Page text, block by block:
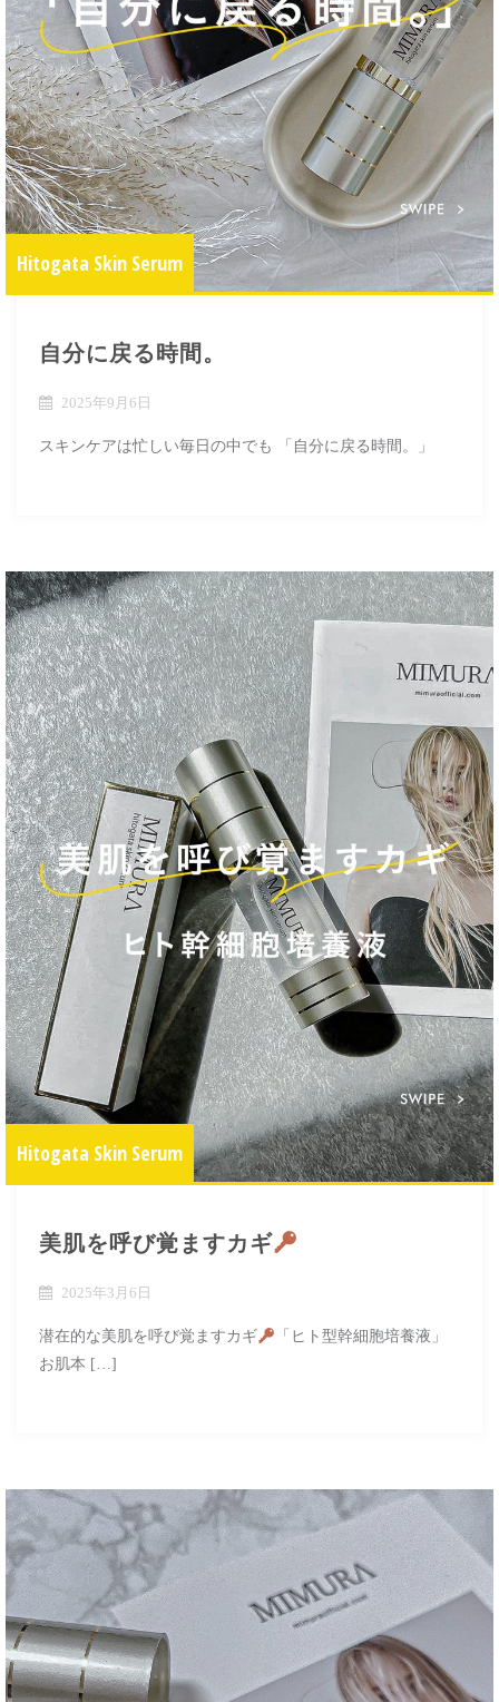
Hitogata Skin Serum
自分に戻る時間。
2025年9月6日
スキンケアは忙しい毎日の中でも 「自分に戻る時間。」
Hitogata Skin Serum
美肌を呼び覚ますカギ
2025年3月6日
潜在的な美肌を呼び覚ますカギ
「ヒト型幹細胞培養液」
お肌本 […]